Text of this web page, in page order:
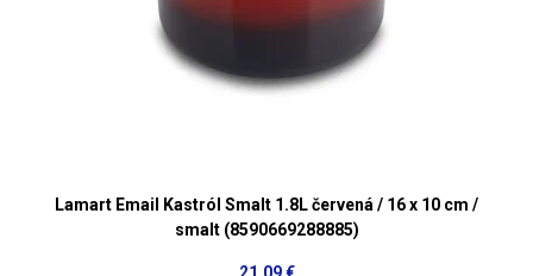
Lamart Email Kastról Smalt 1.8L červená / 16 x 10 cm /
smalt (8590669288885)